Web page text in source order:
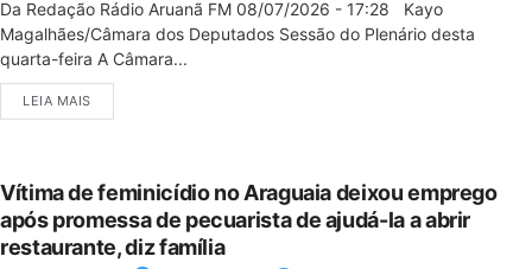
Da Redação Rádio Aruanã FM 08/07/2026 - 17:28 Kayo
Magalhães/Câmara dos Deputados Sessão do Plenário desta
quarta-feira A Câmara...
LEIA MAIS
Vítima de feminicídio no Araguaia deixou emprego
após promessa de pecuarista de ajudá-la a abrir
restaurante, diz família